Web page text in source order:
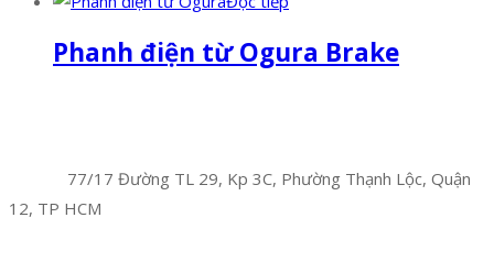
Phanh điện từ Ogura Brake
77/17 Đường TL 29, Kp 3C, Phường Thạnh Lộc, Quận
12, TP HCM